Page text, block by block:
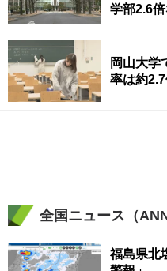
学部2.6
岡山大
率は約
全国ニュース（
福島県北